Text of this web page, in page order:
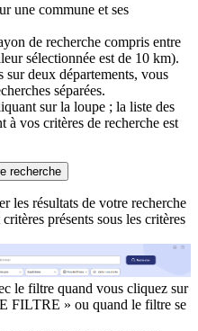
une commune et ses
de recherche compris entre
sélectionnée est de 10 km).
sur deux départements, vous
séparées.
sur la loupe ; la liste des
à vos critères de recherche est
recherche
les résultats de votre recherche
présents sous les critères
le filtre quand vous cliquez sur
FILTRE » ou quand le filtre se